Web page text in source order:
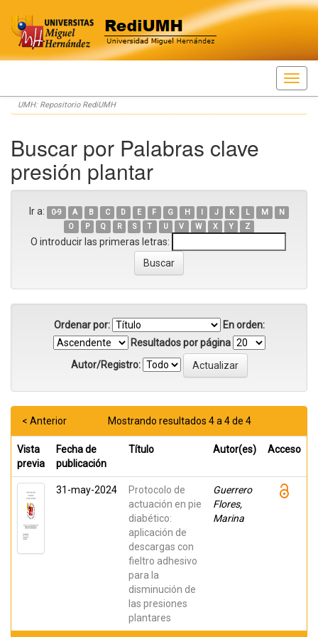
Skip
navigation
UMH: Repositorio RediUMH
Buscar por Palabras clave
presión plantar
Ir a: 0-9 A B C D E F G H I J K L M
N
O
P Q R S T U V W X Y Z
O introducir las primeras letras:
Ordenar por:
En orden:
Resultados por página
Autor/Registro:
Mostrando resultados 4 a 4 de 4
< Anterior
Vista
previa
Fecha de
publicación
Título Autor(es) Acceso
31-may-2024
Protocolo de
actuación en pie
diabético:
aplicación de
descargas con
fieltro adhesivo
para la
disminución de
las presiones
plantares
Guerrero
Flores,
Marina